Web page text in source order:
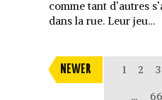
comme tant d’autres
dans la rue. Leur jeu…
NEWER 1 2 3
… 66